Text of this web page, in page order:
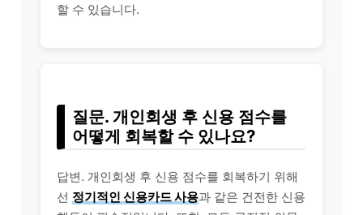
할 수 있습니다.
질문. 개인회생 후 신용 점수를
어떻게 회복할 수 있나요?
답변. 개인회생 후 신용 점수를 회복하기 위해
선 정기적인 신용카드 사용과 같은 건전한 신용